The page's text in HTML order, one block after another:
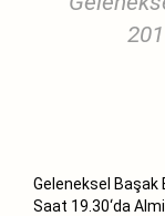
Geleneksel Başak
Saat 19.30‘da